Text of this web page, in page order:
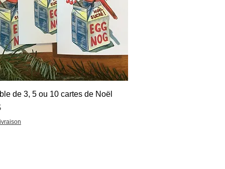
Aperçu rapide
de 3, 5 ou 10 cartes de Noël